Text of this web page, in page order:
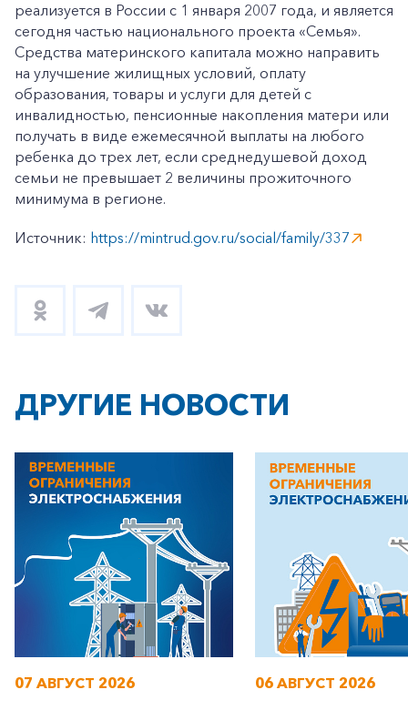
Заказать обратный звонок
Корпоративным клиентам
реализуется в России с 1 января 2007 года, и является
сегодня частью национального проекта «Семья».
Средства материнского капитала можно направить
на улучшение жилищных условий, оплату
образования, товары и услуги для детей с
инвалидностью, пенсионные накопления матери или
получать в виде ежемесячной выплаты на любого
ребенка до трех лет, если среднедушевой доход
семьи не превышает 2 величины прожиточного
минимума в регионе.
Источник: https://mintrud.gov.ru/social/family/337
ДРУГИЕ НОВОСТИ
07 АВГУСТ 2026 06 АВГУСТ 2026